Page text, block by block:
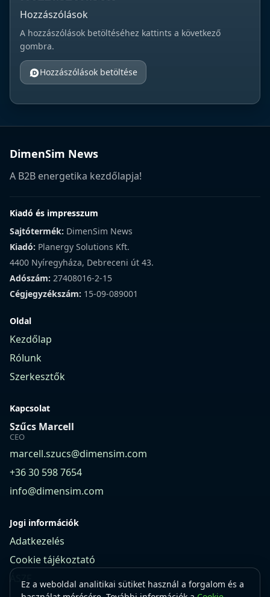
Hozzászólások
A hozzászólások betöltéséhez kattints a következő
gombra.
Hozzászólások betöltése
Ez a weboldal analitikai sütiket használ a forgalom és a
DimenSim News
A B2B energetika kezdőlapja!
Kiadó és impresszum
Sajtótermék: DimenSim News
Kiadó: Planergy Solutions Kft.
4400 Nyíregyháza, Debreceni út 43.
Adószám: 27408016-2-15
Cégjegyzékszám: 15-09-089001
Oldal
Kezdőlap
Rólunk
Szerkesztők
Kapcsolat
Szűcs Marcell
CEO
marcell.szucs@dimensim.com
+36 30 598 7654
info@dimensim.com
Jogi információk
Adatkezelés
Cookie tájékoztató
ÁSZF